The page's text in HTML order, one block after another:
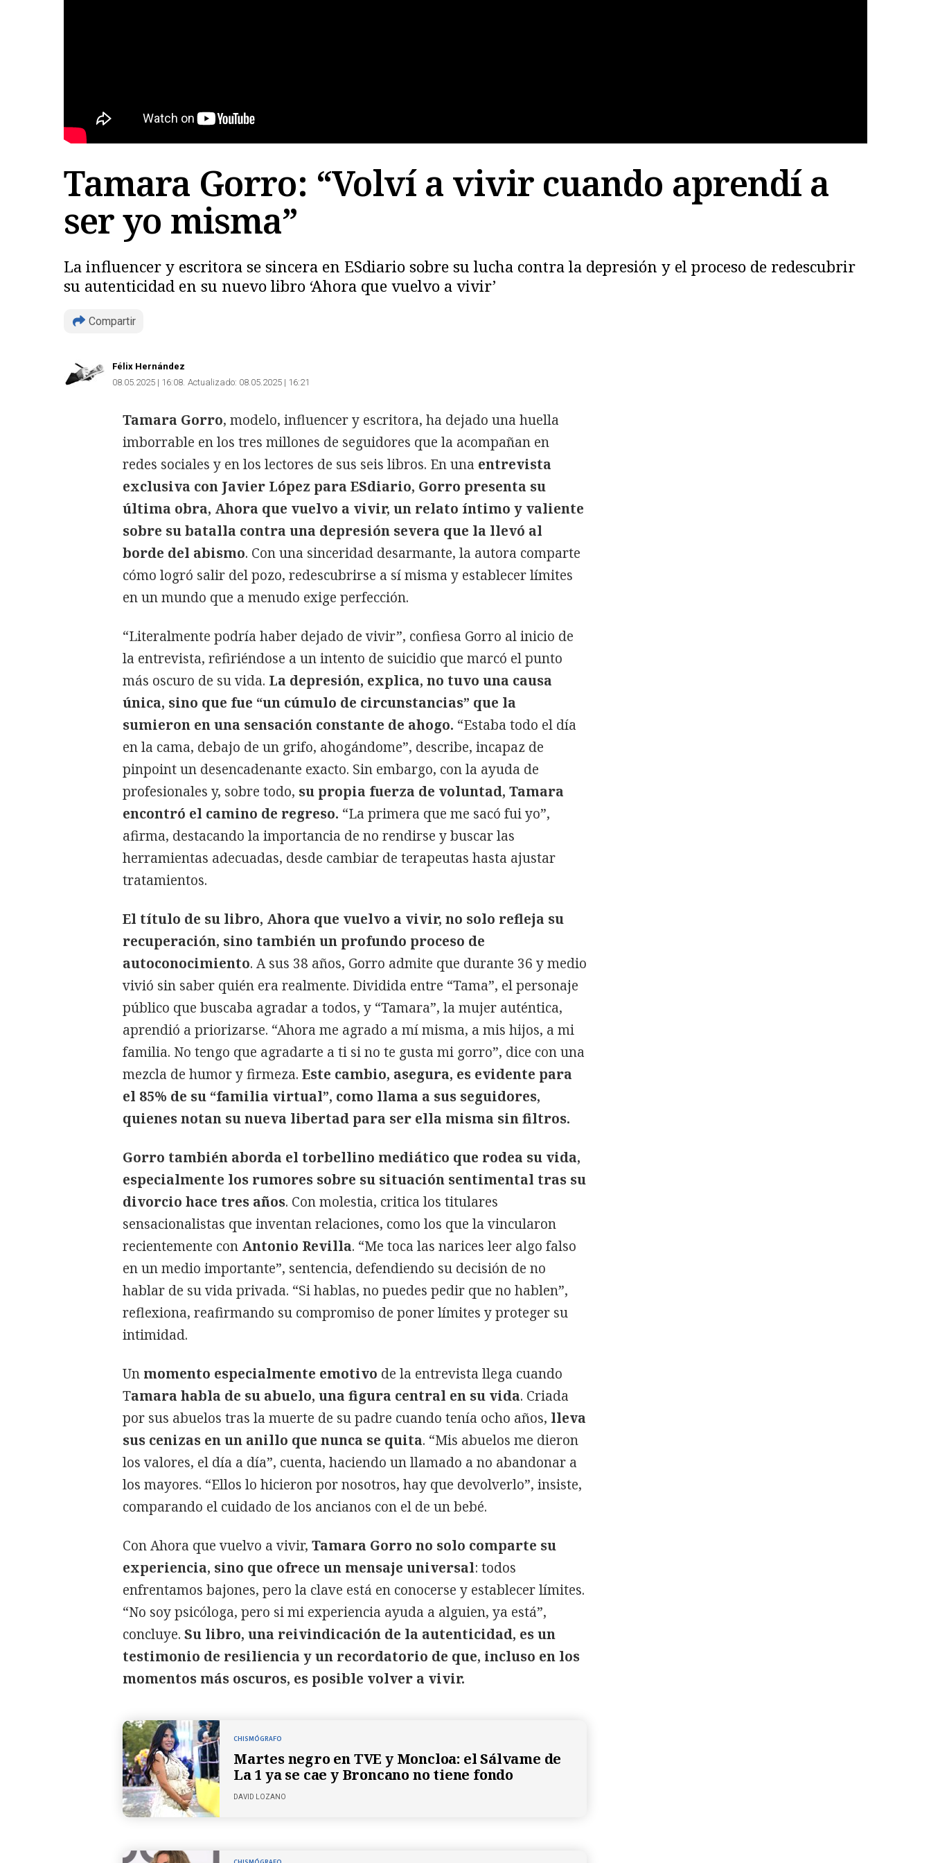
Tamara Gorro: “Volví a vivir cuando aprendí a
ser yo misma”
La influencer y escritora se sincera en ESdiario sobre su lucha contra la depresión y el proceso de redescubrir
su autenticidad en su nuevo libro ‘Ahora que vuelvo a vivir’
Compartir
Félix Hernández
08.05.2025 | 16:08 Actualizado: 08.05.2025 | 16:21
Tamara Gorro, modelo, influencer y escritora, ha dejado una huella
imborrable en los tres millones de seguidores que la acompañan en
redes sociales y en los lectores de sus seis libros. En una entrevista
exclusiva con Javier López para ESdiario, Gorro presenta su
última obra, Ahora que vuelvo a vivir, un relato íntimo y valiente
sobre su batalla contra una depresión severa que la llevó al
borde del abismo. Con una sinceridad desarmante, la autora comparte
cómo logró salir del pozo, redescubrirse a sí misma y establecer límites
en un mundo que a menudo exige perfección.
“Literalmente podría haber dejado de vivir”, confiesa Gorro al inicio de
la entrevista, refiriéndose a un intento de suicidio que marcó el punto
más oscuro de su vida. La depresión, explica, no tuvo una causa
única, sino que fue “un cúmulo de circunstancias” que la
sumieron en una sensación constante de ahogo. “Estaba todo el día
en la cama, debajo de un grifo, ahogándome”, describe, incapaz de
pinpoint un desencadenante exacto. Sin embargo, con la ayuda de
profesionales y, sobre todo, su propia fuerza de voluntad, Tamara
encontró el camino de regreso. “La primera que me sacó fui yo”,
afirma, destacando la importancia de no rendirse y buscar las
herramientas adecuadas, desde cambiar de terapeutas hasta ajustar
tratamientos.
El título de su libro, Ahora que vuelvo a vivir, no solo refleja su
recuperación, sino también un profundo proceso de
autoconocimiento. A sus 38 años, Gorro admite que durante 36 y medio
vivió sin saber quién era realmente. Dividida entre “Tama”, el personaje
público que buscaba agradar a todos, y “Tamara”, la mujer auténtica,
aprendió a priorizarse. “Ahora me agrado a mí misma, a mis hijos, a mi
familia. No tengo que agradarte a ti si no te gusta mi gorro”, dice con una
mezcla de humor y firmeza. Este cambio, asegura, es evidente para
el 85% de su “familia virtual”, como llama a sus seguidores,
quienes notan su nueva libertad para ser ella misma sin filtros.
Gorro también aborda el torbellino mediático que rodea su vida,
especialmente los rumores sobre su situación sentimental tras su
divorcio hace tres años. Con molestia, critica los titulares
sensacionalistas que inventan relaciones, como los que la vincularon
recientemente con Antonio Revilla. “Me toca las narices leer algo falso
en un medio importante”, sentencia, defendiendo su decisión de no
hablar de su vida privada. “Si hablas, no puedes pedir que no hablen”,
reflexiona, reafirmando su compromiso de poner límites y proteger su
intimidad.
Un momento especialmente emotivo de la entrevista llega cuando
Tamara habla de su abuelo, una figura central en su vida. Criada
por sus abuelos tras la muerte de su padre cuando tenía ocho años, lleva
sus cenizas en un anillo que nunca se quita. “Mis abuelos me dieron
los valores, el día a día”, cuenta, haciendo un llamado a no abandonar a
los mayores. “Ellos lo hicieron por nosotros, hay que devolverlo”, insiste,
comparando el cuidado de los ancianos con el de un bebé.
Con Ahora que vuelvo a vivir, Tamara Gorro no solo comparte su
experiencia, sino que ofrece un mensaje universal: todos
enfrentamos bajones, pero la clave está en conocerse y establecer límites.
“No soy psicóloga, pero si mi experiencia ayuda a alguien, ya está”,
concluye. Su libro, una reivindicación de la autenticidad, es un
testimonio de resiliencia y un recordatorio de que, incluso en los
momentos más oscuros, es posible volver a vivir.
CHISMÓGRAFO
Martes negro en TVE y Moncloa: el Sálvame de
La 1 ya se cae y Broncano no tiene fondo
DAVID LOZANO